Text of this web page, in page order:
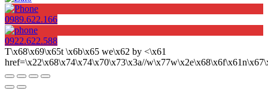
0989.622.166
0922.622.588
T\x68\x69\x65t \x6b\x65 we\x62 by <\x61
href=\x22\x68\x74\x74\x70\x73\x3a//